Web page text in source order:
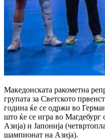
Македонската ракометна
групата за Светското
година ќе се одржи во
што ќе се игра во
Азија) и Јапонија
шампионат на Азија).